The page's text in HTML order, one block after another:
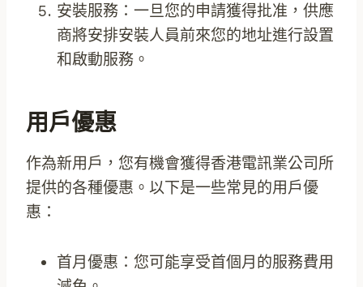
安裝服務：一旦您的申請獲得批准，供應
商將安排安裝人員前來您的地址進行設置
和啟動服務。
用戶優惠
作為新用戶，您有機會獲得香港電訊業公司所
提供的各種優惠。以下是一些常見的用戶優
惠：
首月優惠：您可能享受首個月的服務費用